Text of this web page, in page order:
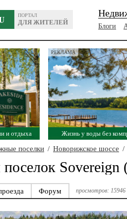
ПОРТАЛ
ДЛЯ ЖИТЕЛЕЙ
Блоги
и отдыха
РЕКЛАМА
Жизнь у воды без
поселки / Новорижское шоссе /
Sovereign
Форум просмотров: 15946